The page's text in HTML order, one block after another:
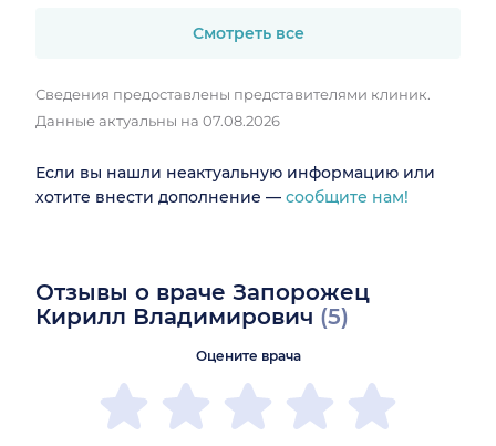
Смотреть все
Сведения предоставлены представителями клиник.
Данные актуальны на 07.08.2026
Если вы нашли неактуальную информацию или
хотите внести дополнение — сообщите нам!
Отзывы о враче Запорожец
Кирилл Владимирович (5)
Оцените врача